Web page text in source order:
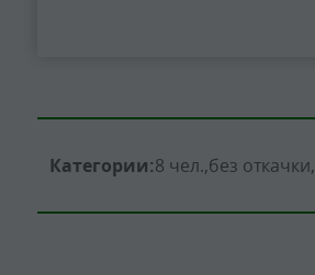
Категории:8 чел. без откачки